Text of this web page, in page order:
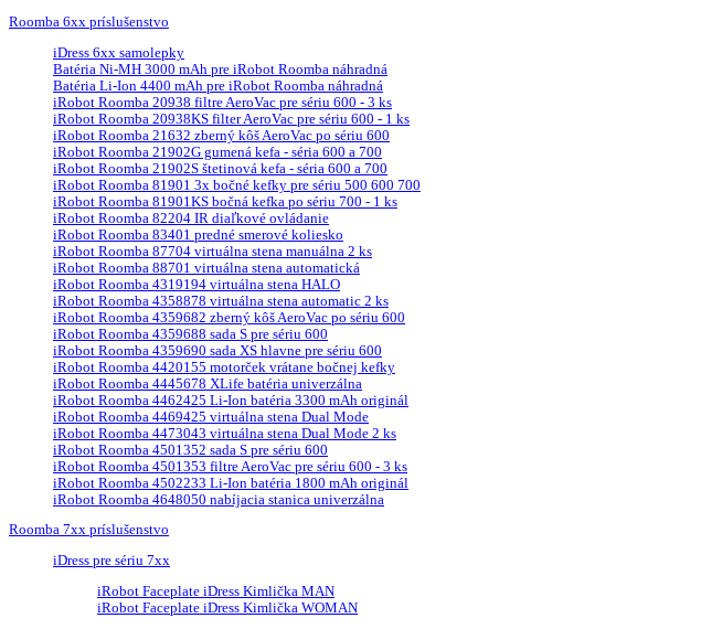
Roomba 6xx príslušenstvo
iDress 6xx samolepky
Batéria Ni-MH 3000 mAh pre iRobot Roomba náhradná
Batéria Li-Ion 4400 mAh pre iRobot Roomba náhradná
iRobot Roomba 20938 filtre AeroVac pre sériu 600 - 3 ks
iRobot Roomba 20938KS filter AeroVac pre sériu 600 - 1 ks
iRobot Roomba 21632 zberný kôš AeroVac po sériu 600
iRobot Roomba 21902G gumená kefa - séria 600 a 700
iRobot Roomba 21902S štetinová kefa - séria 600 a 700
iRobot Roomba 81901 3x bočné kefky pre sériu 500 600 700
iRobot Roomba 81901KS bočná kefka po sériu 700 - 1 ks
iRobot Roomba 82204 IR diaľkové ovládanie
iRobot Roomba 83401 predné smerové koliesko
iRobot Roomba 87704 virtuálna stena manuálna 2 ks
iRobot Roomba 88701 virtuálna stena automatická
iRobot Roomba 4319194 virtuálna stena HALO
iRobot Roomba 4358878 virtuálna stena automatic 2 ks
iRobot Roomba 4359682 zberný kôš AeroVac po sériu 600
iRobot Roomba 4359688 sada S pre sériu 600
iRobot Roomba 4359690 sada XS hlavne pre sériu 600
iRobot Roomba 4420155 motorček vrátane bočnej kefky
iRobot Roomba 4445678 XLife batéria univerzálna
iRobot Roomba 4462425 Li-Ion batéria 3300 mAh originál
iRobot Roomba 4469425 virtuálna stena Dual Mode
iRobot Roomba 4473043 virtuálna stena Dual Mode 2 ks
iRobot Roomba 4501352 sada S pre sériu 600
iRobot Roomba 4501353 filtre AeroVac pre sériu 600 - 3 ks
iRobot Roomba 4502233 Li-Ion batéria 1800 mAh originál
iRobot Roomba 4648050 nabíjacia stanica univerzálna
Roomba 7xx príslušenstvo
iDress pre sériu 7xx
iRobot Faceplate iDress Kimlička MAN
iRobot Faceplate iDress Kimlička WOMAN